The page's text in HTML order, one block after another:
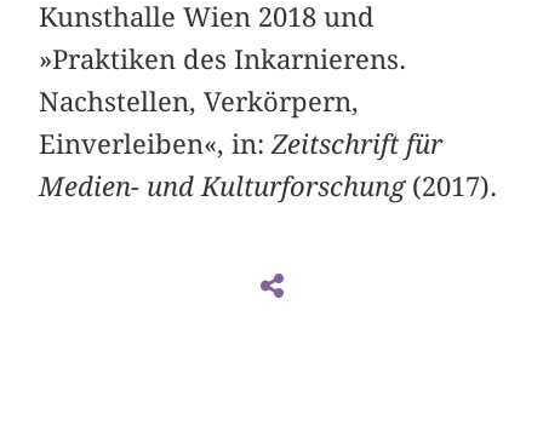
Kunsthalle Wien 2018 und
»Praktiken des Inkarnierens.
Nachstellen, Verkörpern,
Einverleiben«, in:Zeitschrift für
Medien- und Kulturforschung(2017).